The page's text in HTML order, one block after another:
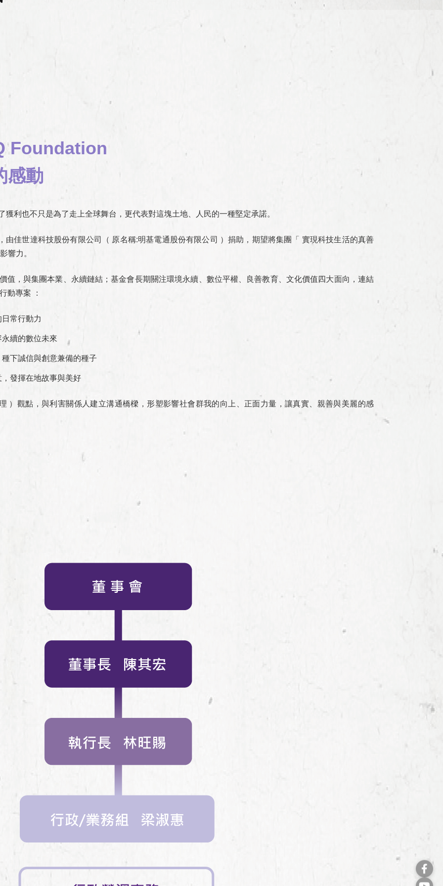
Foundation
感動
利也不只是為了走上全球舞台，更代表對這塊土地、人民的一種堅定承諾。
由佳世達科技股份有限公司（ 原名稱:明基電通股份有限公司 ）捐助，期望將集團「 實現科技生活的真善
響力。
值，與集團本業、永續鏈結；基金會長期關注環境永續、數位平權、良善教育、文化價值四大面向，連結
動專案 ：
常行動力
續的數位未來
下誠信與創意兼備的種子
發揮在地故事與美好
）觀點，與利害關係人建立溝通橋樑，形塑影響社會群我的向上、正面力量，讓真實、親善與美麗的感